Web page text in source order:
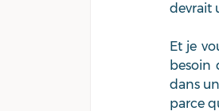
devrait
Et je
besoin
dans
parce